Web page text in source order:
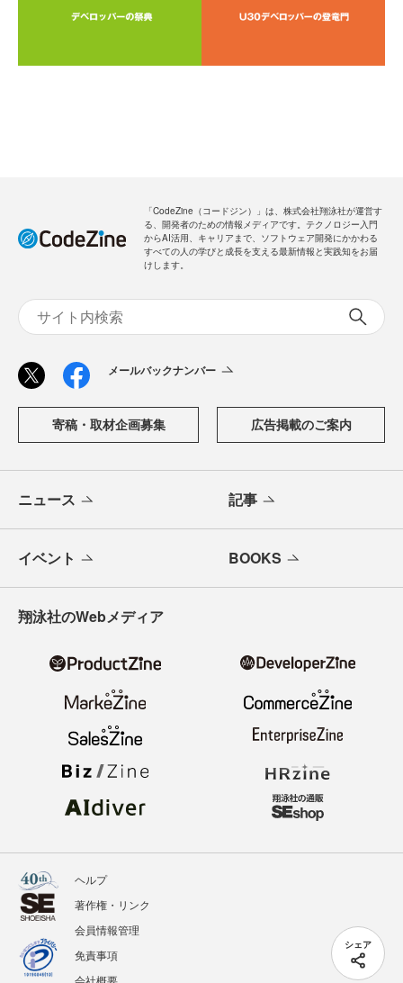
シェア
「CodeZine（コードジン）」は、株式会社翔泳社が運営す
る、開発者のための情報メディアです。テクノロジー入門
からAI活用、キャリアまで、ソフトウェア開発にかかわる
すべての人の学びと成長を支える最新情報と実践知をお届
けします。
メールバックナンバー
寄稿・取材企画募集 広告掲載のご案内
ニュース 記事
イベント BOOKS
翔泳社のWebメディア
ヘルプ
著作権・リンク
会員情報管理
免責事項
会社概要